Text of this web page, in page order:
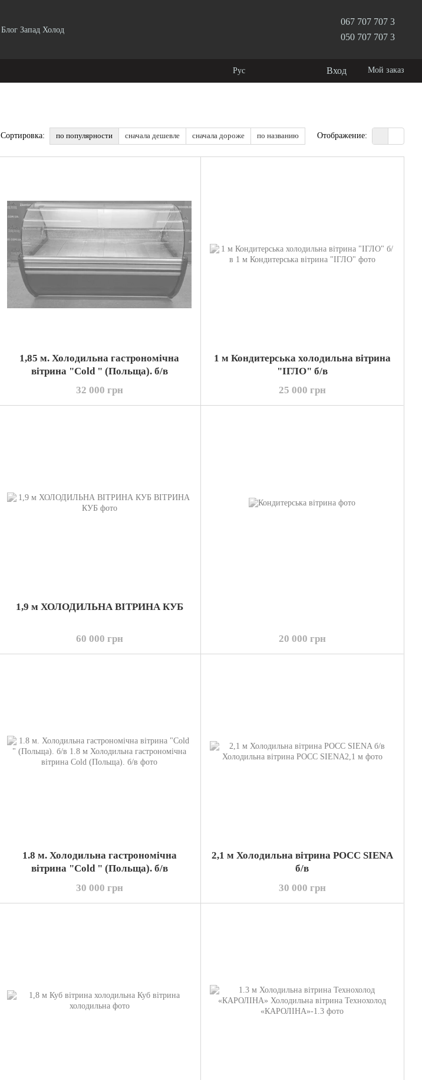
Блог Запад Холод
067 707 707 3
050 707 707 3
Рус Вход Мой заказ
Сортировка: по популярности сначала дешевле сначала дороже по названию Отображение:
1,85 м. Холодильна гастрономічна
вітрина "Cold " (Польща). б/в
32 000 грн
1 м Кондитерська холодильна вітрина
"ІГЛО" б/в
25 000 грн
1,9 м ХОЛОДИЛЬНА ВІТРИНА КУБ
60 000 грн 20 000 грн
1.8 м. Холодильна гастрономічна
вітрина "Cold " (Польща). б/в
30 000 грн
2,1 м Холодильна вітрина РОСС SIENA
б/в
30 000 грн